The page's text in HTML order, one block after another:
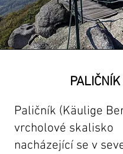
PALIČNÍK
Paličník (Käulige
vrcholové skalisko
nacházející se v